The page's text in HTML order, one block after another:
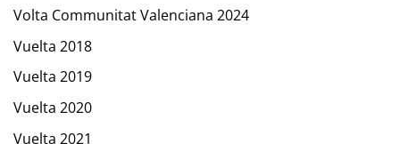
Volta Communitat Valenciana 2024
Vuelta 2018
Vuelta 2019
Vuelta 2020
Vuelta 2021